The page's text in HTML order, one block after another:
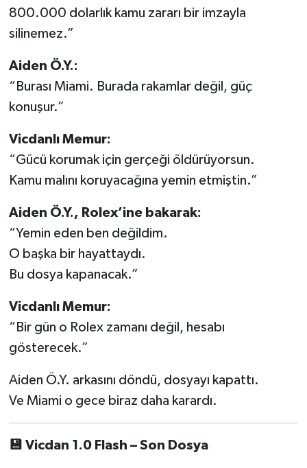
800.000 dolarlık kamu zararı bir imzayla
silinemez.”
Aiden Ö.Y.:
“Burası Miami. Burada rakamlar değil, güç
konuşur.”
Vicdanlı Memur:
“Gücü korumak için gerçeği öldürüyorsun.
Kamu malını koruyacağına yemin etmiştin.”
Aiden Ö.Y., Rolex’ine bakarak:
“Yemin eden ben değildim.
O başka bir hayattaydı.
Bu dosya kapanacak.”
Vicdanlı Memur:
“Bir gün o Rolex zamanı değil, hesabı
gösterecek.”
Aiden Ö.Y. arkasını döndü, dosyayı kapattı.
Ve Miami o gece biraz daha karardı.
💾 Vicdan 1.0 Flash – Son Dosya